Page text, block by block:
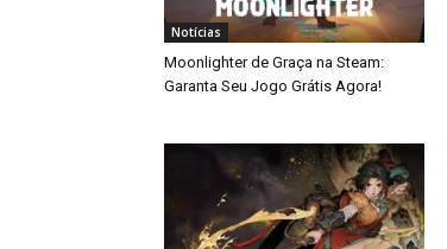
Notícias
Moonlighter de Graça na Steam:
Garanta Seu Jogo Grátis Agora!